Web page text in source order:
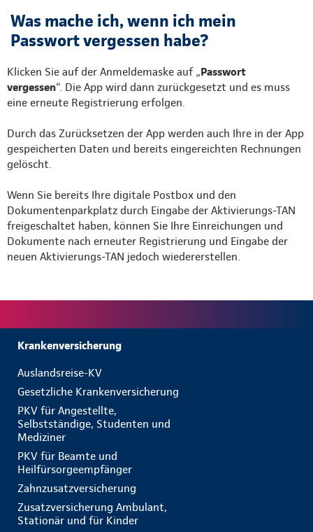
Was mache ich, wenn ich mein
Passwort vergessen habe?
Klicken Sie auf der Anmeldemaske auf „Passwort
vergessen“. Die App wird dann zurückgesetzt und es muss
eine erneute Registrierung erfolgen.
Durch das Zurücksetzen der App werden auch Ihre in der App
gespeicherten Daten und bereits eingereichten Rechnungen
gelöscht.
Wenn Sie bereits Ihre digitale Postbox und den
Dokumentenparkplatz durch Eingabe der Aktivierungs-TAN
freigeschaltet haben, können Sie Ihre Einreichungen und
Dokumente nach erneuter Registrierung und Eingabe der
neuen Aktivierungs-TAN jedoch wiedererstellen.
Krankenversicherung
Auslandsreise-KV
Gesetzliche Krankenversicherung
PKV für Angestellte,
Selbstständige, Studenten und
Mediziner
PKV für Beamte und
Heilfürsorgeempfänger
Zahnzusatzversicherung
Zusatzversicherung Ambulant,
Stationär und für Kinder